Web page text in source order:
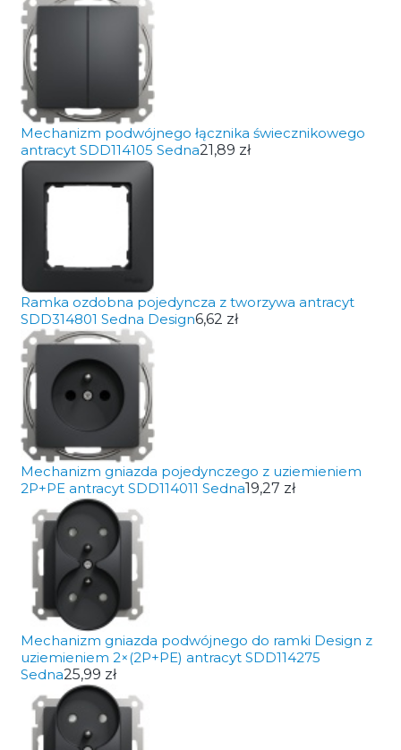
Mechanizm podwójnego łącznika świecznikowego
antracyt SDD114105 Sedna21,89 zł
Ramka ozdobna pojedyncza z tworzywa antracyt
SDD314801 Sedna Design6,62 zł
Mechanizm gniazda pojedynczego z uziemieniem
2P+PE antracyt SDD114011 Sedna19,27 zł
Mechanizm gniazda podwójnego do ramki Design z
uziemieniem 2×(2P+PE) antracyt SDD114275
Sedna25,99 zł